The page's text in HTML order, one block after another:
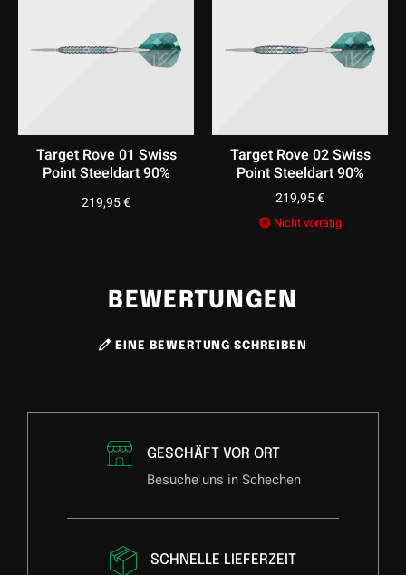
Wahl für Spieler, die ihre Würfe mit mehr Kontrolle,
Präzision und Stil auf das nächste Level bringen wollen.
Target Rove 01 Swiss
Point Steeldart 90%
219,95€
Target Rove 02 Swiss
Point Steeldart 90%
219,95€
Nicht vorrätig
BEWERTUNGEN
EINE BEWERTUNG SCHREIBEN
GESCHÄFT VOR ORT
Besuche uns in Schechen
SCHNELLE LIEFERZEIT